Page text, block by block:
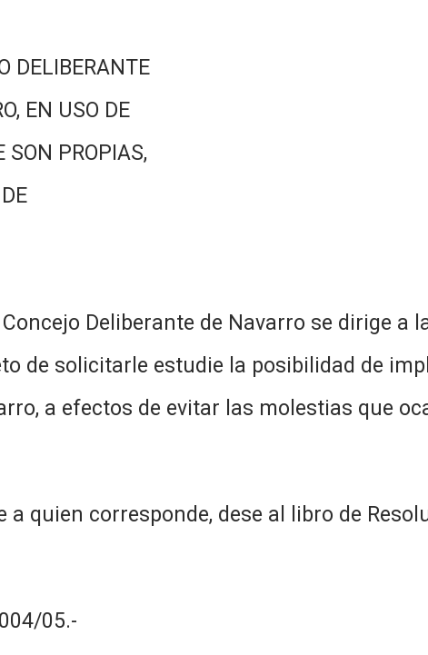
DELIBERANTE
EN USO DE
SON PROPIAS,
Deliberante de Navarro se dirige a
de solicitarle estudie la posibilidad de
a efectos de evitar las molestias que
a quien corresponde, dese al libro de
05.-